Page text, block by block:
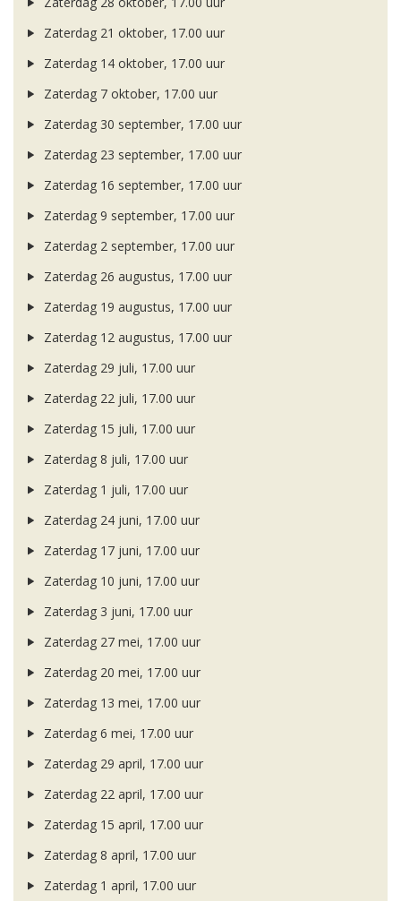
Zaterdag 21 oktober, 17.00 uur
Zaterdag 14 oktober, 17.00 uur
Zaterdag 7 oktober, 17.00 uur
Zaterdag 30 september, 17.00 uur
Zaterdag 23 september, 17.00 uur
Zaterdag 16 september, 17.00 uur
Zaterdag 9 september, 17.00 uur
Zaterdag 2 september, 17.00 uur
Zaterdag 26 augustus, 17.00 uur
Zaterdag 19 augustus, 17.00 uur
Zaterdag 12 augustus, 17.00 uur
Zaterdag 29 juli, 17.00 uur
Zaterdag 22 juli, 17.00 uur
Zaterdag 15 juli, 17.00 uur
Zaterdag 8 juli, 17.00 uur
Zaterdag 1 juli, 17.00 uur
Zaterdag 24 juni, 17.00 uur
Zaterdag 17 juni, 17.00 uur
Zaterdag 10 juni, 17.00 uur
Zaterdag 3 juni, 17.00 uur
Zaterdag 27 mei, 17.00 uur
Zaterdag 20 mei, 17.00 uur
Zaterdag 13 mei, 17.00 uur
Zaterdag 6 mei, 17.00 uur
Zaterdag 29 april, 17.00 uur
Zaterdag 22 april, 17.00 uur
Zaterdag 15 april, 17.00 uur
Zaterdag 8 april, 17.00 uur
Zaterdag 1 april, 17.00 uur